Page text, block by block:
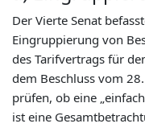
Der Vierte Senat
Eingruppierung von
des Tarifvertrags für
dem Beschluss vom
prüfen, ob eine
ist eine